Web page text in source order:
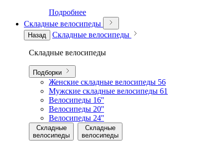
Подробнее
Складные велосипеды
Назад Складные велосипеды
Складные велосипеды
Подборки
Женские складные велосипеды 56
Мужские складные велосипеды 61
Велосипеды 16''
Велосипеды 20''
Велосипеды 24''
Складные
велосипеды
Складные
велосипеды